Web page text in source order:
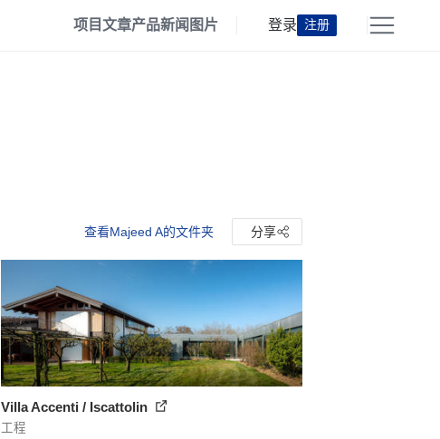
项目文章产品新闻 图片 登录 注册
查看Majeed A的文件夹 分享
Villa Accenti / Iscattolin
工程